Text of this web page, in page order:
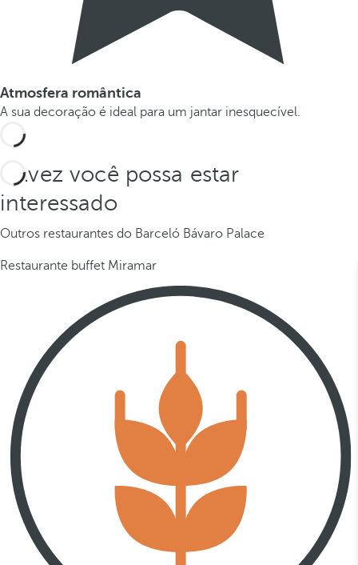
Atmosfera romântica
A sua decoração é ideal para um jantar inesquecível.
Talvez você possa estar
interessado
Outros restaurantes do Barceló Bávaro Palace
Restaurante buffet Miramar